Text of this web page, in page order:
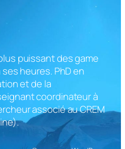
puissant des game
heures. PhD en
et de la
coordinateur à
associé au CREM